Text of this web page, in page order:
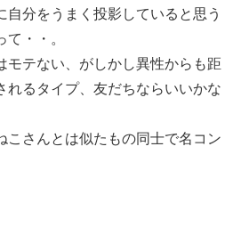
自分をうまく投影していると思う
・・。
モテない、がしかし異性からも距
れるタイプ、友だちならいいかな
こさんとは似たもの同士で名コン